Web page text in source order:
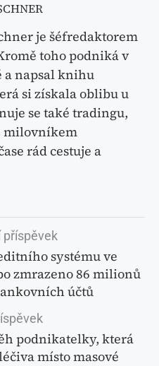
je šéfredaktorem
toho podniká v
a napsal knihu
si získala oblibu u
se také tradingu,
milovníkem
rád cestuje a
příspěvek
systému ve
zmrazeno 86 milionů
účtů
podnikatelky, která
místo masové